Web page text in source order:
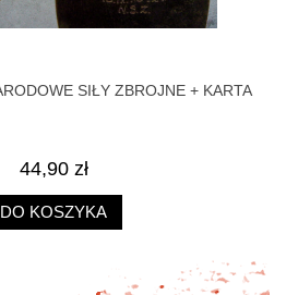
SIŁY ZBROJNE + KARTA
44,90 zł
DO KOSZYKA